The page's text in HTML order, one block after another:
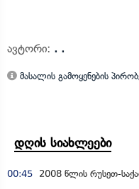
ავტორი: . .
მასალის გამოყენების
დღის სიახლეები
00:45 2008 წლის რუსეთ-